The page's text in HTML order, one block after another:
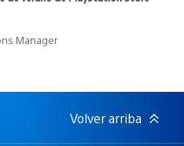
Manager
Volver arriba